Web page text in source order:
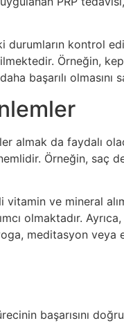
kontrol
Örneğin,
başarılı olmasını
almak da faydalı
Örneğin, saç
ve mineral
olmaktadır.
meditasyon veya
başarısını